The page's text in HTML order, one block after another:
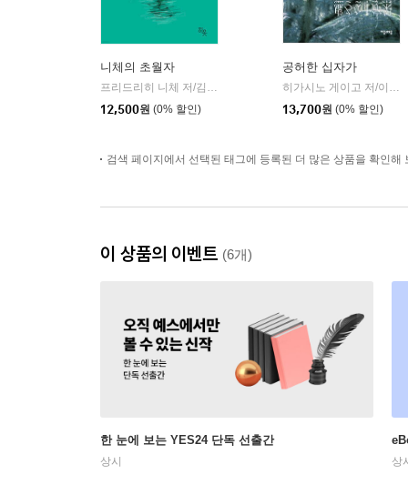
니체의 초월자
프리드리히 니체 저/김철 편역
12,500원 (0% 할인)
공허한 십자가
히가시노 게이고 저/이선희 역
13,700원 (0% 할인)
검색 페이지에서 선택된 태그에 등록된 더 많은 상품을 확인해
이 상품의 이벤트 (6개)
한 눈에 보는 YES24 단독 선출간
상시 상